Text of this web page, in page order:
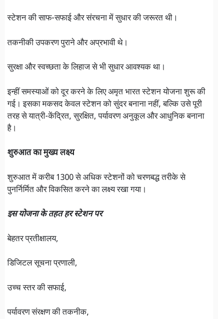
स्टेशन की साफ-सफाई और संरचना में सुधार की जरूरत थी।
तकनीकी उपकरण पुराने और अप्रभावी थे।
सुरक्षा और स्वच्छता के लिहाज से भी सुधार आवश्यक था।
इन्हीं समस्याओं को दूर करने के लिए अमृत भारत स्टेशन योजना शुरू की
गई। इसका मकसद केवल स्टेशन को सुंदर बनाना नहीं, बल्कि उसे पूरी
तरह से यात्री-केंद्रित, सुरक्षित, पर्यावरण अनुकूल और आधुनिक बनाना
है।
शुरुआत का मुख्य लक्ष्य
शुरुआत में करीब 1300 से अधिक स्टेशनों को चरणबद्ध तरीके से
पुनर्निर्मित और विकसित करने का लक्ष्य रखा गया।
इस योजना के तहत हर स्टेशन पर
बेहतर प्रतीक्षालय,
डिजिटल सूचना प्रणाली,
उच्च स्तर की सफाई,
पर्यावरण संरक्षण की तकनीक,